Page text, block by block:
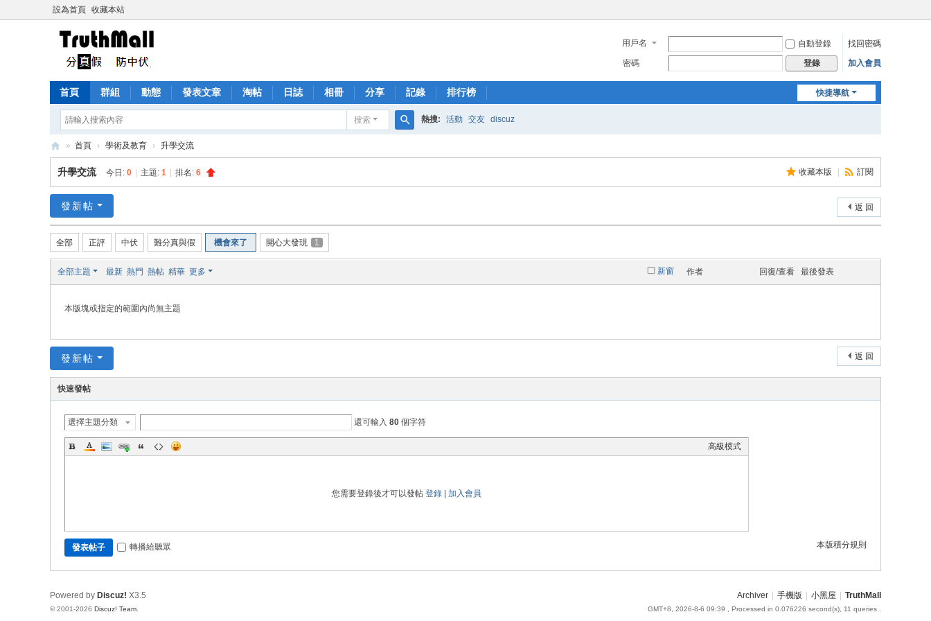
設為首頁 收藏本站
用戶名 自動登錄
找回密碼
密碼
登錄 加入會員
快捷導航
首頁 群組 動態 發表文章 淘帖 日誌 相冊 分享 記錄 排行榜
搜索
索
熱搜: 活動 交友 discuz
Tr
ut
M
all
» 首頁 › 學術及教育 › 升學交流
收藏本版 訂閱
升學交流 今日: 0 主題: 1 排名: 6
返 回
發新帖
全部 正評 中伏 難分真與假 機會來了 開心大發現 1
新窗
全部主題 最新 熱門 熱帖 精華 更多 作者 回復/查看 最後發表
本版塊或指定的範圍內尚無主題
返 回
發新帖
快速發帖
選擇主題分類 還可輸入 80 個字符
高級模式
您需要登錄後才可以發帖 登錄 加入會員
本版積分規則
發表帖子 轉播給聽眾
Archiver 手機版 小黑屋 TruthMall
GMT+8, 2026-8-6 09:39 , Processed in 0.076226 second(s), 11 queries .
Powered by Discuz! X3.5
© 2001-2026 Discuz! Team